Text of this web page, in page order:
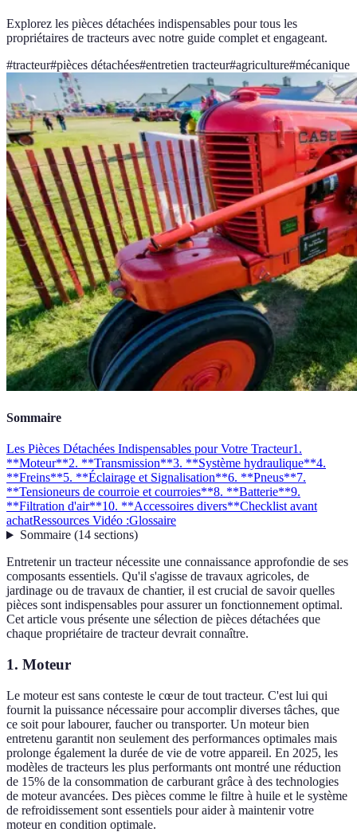
Explorez les pièces détachées indispensables pour tous les
propriétaires de tracteurs avec notre guide complet et engageant.
#tracteur#pièces détachées#entretien tracteur#agriculture#mécanique
Sommaire
Les Pièces Détachées Indispensables pour Votre Tracteur1.
**Moteur**2. **Transmission**3. **Système hydraulique**4.
**Freins**5. **Éclairage et Signalisation**6. **Pneus**7.
**Tensioneurs de courroie et courroies**8. **Batterie**9.
**Filtration d'air**10. **Accessoires divers**Checklist avant
achatRessources Vidéo :Glossaire
Sommaire(14 sections)
Entretenir un tracteur nécessite une connaissance approfondie de ses
composants essentiels. Qu'il s'agisse de travaux agricoles, de
jardinage ou de travaux de chantier, il est crucial de savoir quelles
pièces sont indispensables pour assurer un fonctionnement optimal.
Cet article vous présente une sélection de pièces détachées que
chaque propriétaire de tracteur devrait connaître.
1. Moteur
Le moteur est sans conteste le cœur de tout tracteur. C'est lui qui
fournit la puissance nécessaire pour accomplir diverses tâches, que
ce soit pour labourer, faucher ou transporter. Un moteur bien
entretenu garantit non seulement des performances optimales mais
prolonge également la durée de vie de votre appareil. En 2025, les
modèles de tracteurs les plus performants ont montré une réduction
de 15% de la consommation de carburant grâce à des technologies
de moteur avancées. Des pièces comme le filtre à huile et le système
de refroidissement sont essentiels pour aider à maintenir votre
moteur en condition optimale.